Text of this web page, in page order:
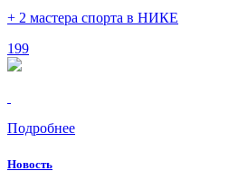
+ 2 мастера спорта в НИКЕ
199
Подробнее
Новость